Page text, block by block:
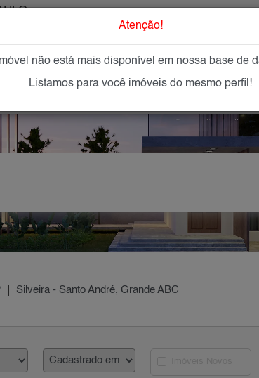
IMÓVEIS NOVOS IMOBILIÁRIAS
Silveira - Santo André, Grande ABC
Atenção!
Imóvel não está mais disponível em nossa base de
Listamos para você imóveis do mesmo perfil!